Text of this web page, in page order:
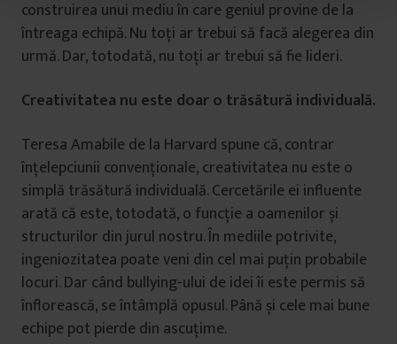
construirea unui mediu în care geniul provine de la
întreaga echipă. Nu toți ar trebui să facă alegerea din
urmă. Dar, totodată, nu toți ar trebui să fie lideri.
Creativitatea nu este doar o trăsătură individuală.
Teresa Amabile de la Harvard spune că, contrar
înțelepciunii convenționale, creativitatea nu este o
simplă trăsătură individuală. Cercetările ei influente
arată că este, totodată, o funcție a oamenilor și
structurilor din jurul nostru. În mediile potrivite,
ingeniozitatea poate veni din cel mai puțin probabile
locuri. Dar când bullying-ului de idei îi este permis să
înflorească, se întâmplă opusul. Până și cele mai bune
echipe pot pierde din ascuțime.